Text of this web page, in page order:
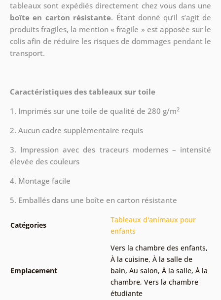
tableaux sont expédiés directement chez vous dans une
boîte en carton résistante. Étant donné qu’il s’agit de
produits fragiles, la mention « fragile » est apposée sur le
colis afin de réduire les risques de dommages pendant le
transport.
Caractéristiques des tableaux sur toile
1. Imprimés sur une toile de qualité de 280 g/m2
2. Aucun cadre supplémentaire requis
3. Impression avec des traceurs modernes – intensité
élevée des couleurs
4. Montage facile
5. Emballés dans une boîte en carton résistante
Catégories
Tableaux d'animaux pour
enfants
Emplacement
Vers la chambre des enfants,
À la cuisine, À la salle de
bain, Au salon, À la salle, À la
chambre, Vers la chambre
étudiante